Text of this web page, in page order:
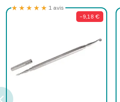
-9,18 €
★★★★★
★★★★★ 1 avis